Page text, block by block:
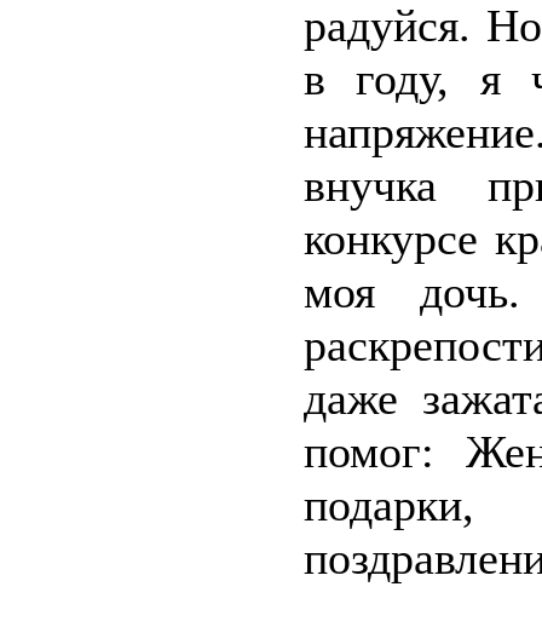
радуйся.
в году, я
внучка
конкурсе
моя
даже
помог: